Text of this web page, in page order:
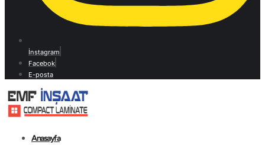
İnstagram
Facebok
E-posta
Anasayfa